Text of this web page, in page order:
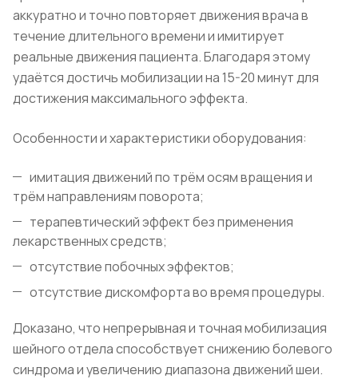
аккуратно и точно повторяет движения врача в
течение длительного времени и имитирует
реальные движения пациента. Благодаря этому
удаётся достичь мобилизации на 15-20 минут для
достижения максимального эффекта.
Особенности и характеристики оборудования:
имитация движений по трём осям вращения и
трём направлениям поворота;
терапевтический эффект без применения
лекарственных средств;
отсутствие побочных эффектов;
отсутствие дискомфорта во время процедуры.
Доказано, что непрерывная и точная мобилизация
шейного отдела способствует снижению болевого
синдрома и увеличению диапазона движений шеи.